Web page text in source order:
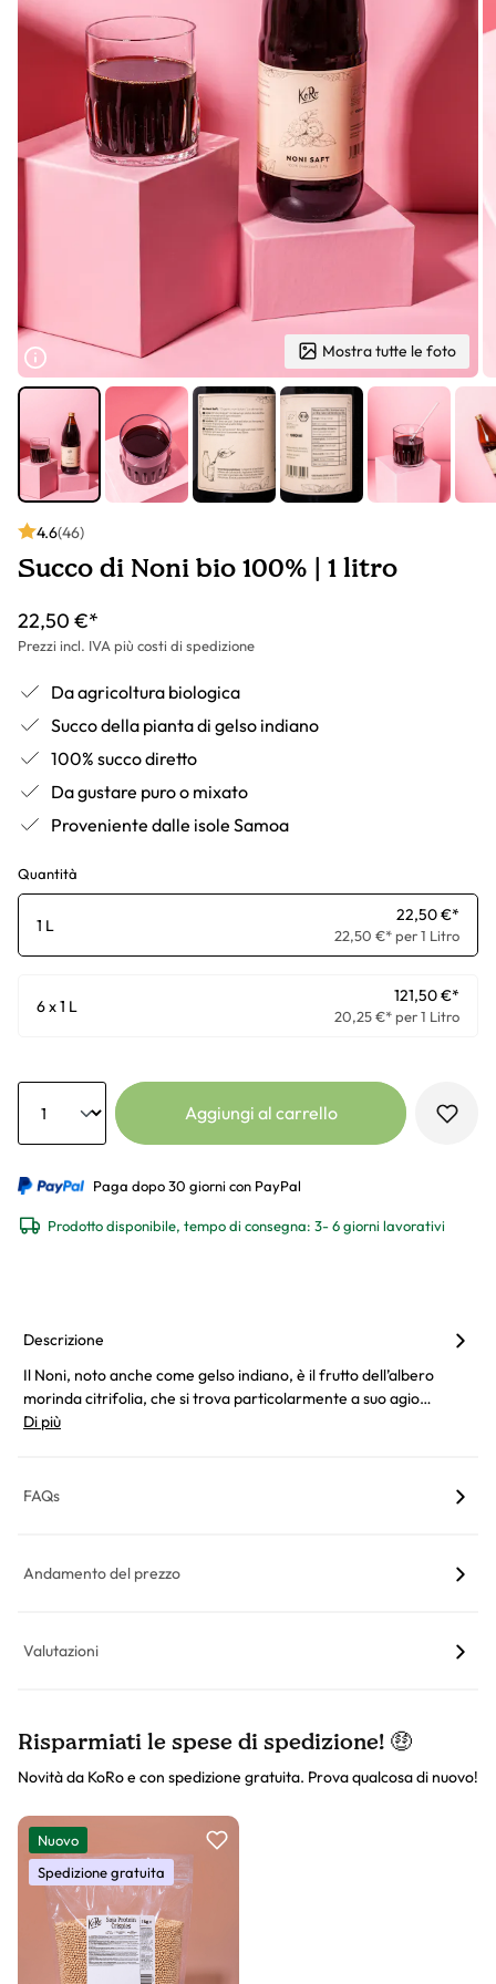
Mostra tutte le foto
4.6(46)
Succo di Noni bio 100% | 1 litro
22,50 €*
Prezzi incl. IVA più costi di spedizione
Da agricoltura biologica
Succo della pianta di gelso indiano
100% succo diretto
Da gustare puro o mixato
Proveniente dalle isole Samoa
Quantità
1 L
22,50 €*
22,50 €* per 1 Litro
6 x 1 L
121,50 €*
20,25 €* per 1 Litro
Anzahl
Aggiungi al carrello
Paga dopo 30 giorni con PayPal
Prodotto disponibile, tempo di consegna: 3- 6 giorni lavorativi
Descrizione
Il Noni, noto anche come gelso indiano, è il frutto dell’albero
morinda citrifolia, che si trova particolarmente a suo agio…
Di più
FAQs
Andamento del prezzo
Valutazioni
Risparmiati le spese di spedizione! 🤑
Novità da KoRo e con spedizione gratuita. Prova qualcosa di nuovo!
Slider prodotto
Nuovo
Spedizione gratuita